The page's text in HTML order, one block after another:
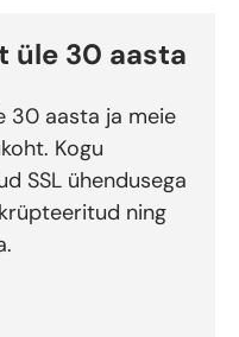
üle 30 aasta
30 aasta ja meie
Kogu
SSL ühendusega
ning